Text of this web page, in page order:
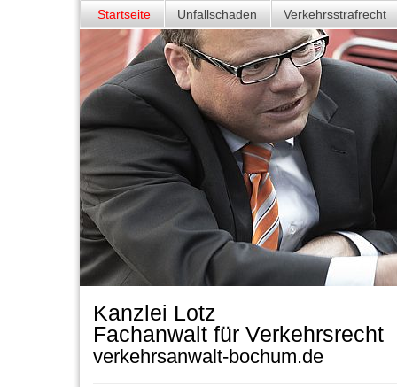
Startseite Unfallschaden Verkehrsstrafrecht
Kanzlei Lotz
Fachanwalt für Verkehrsrecht
verkehrsanwalt-bochum.de